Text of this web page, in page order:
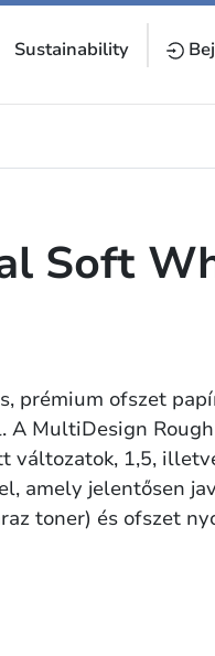
Sustainability
Soft
prémium ofszet
A MultiDesign
1,5,
amely jelentősen
toner) és ofszet